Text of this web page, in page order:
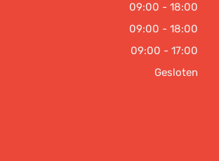
09:00 - 18:00
09:00 - 18:00
09:00 - 17:00
Gesloten